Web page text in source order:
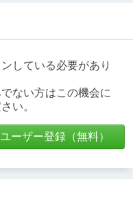
している必要があり
ない方はこの機会に
い。
ユーザー登録（無料）